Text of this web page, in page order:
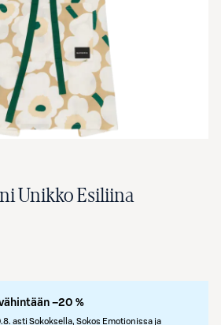
Unikko Esiliina
–20 %
asti Sokoksella, Sokos Emotionissa ja